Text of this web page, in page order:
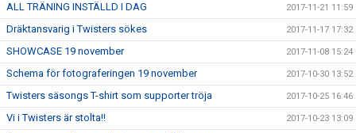
ALL TRÄNING INSTÄLLD I DAG 2017-11-21 11:59
Dräktansvarig i Twisters sökes 2017-11-17 17:32
SHOWCASE 19 november 2017-11-08 15:24
Schema för fotograferingen 19 november 2017-10-30 13:52
Twisters säsongs T-shirt som supporter tröja 2017-10-25 16:46
Vi i Twisters är stolta!! 2017-10-23 13:09